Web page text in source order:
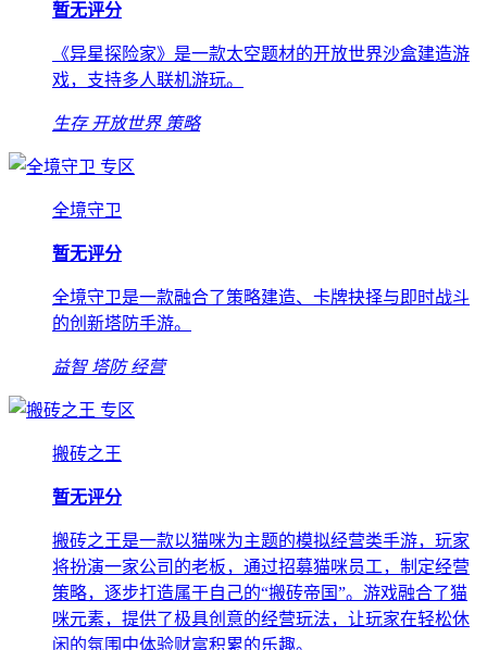
暂无评分
《异星探险家》是一款太空题材的开放世界沙盒建造游
戏，支持多人联机游玩。
生存 开放世界 策略
专区
全境守卫
暂无评分
全境守卫是一款融合了策略建造、卡牌抉择与即时战斗
的创新塔防手游。
益智 塔防 经营
专区
搬砖之王
暂无评分
搬砖之王是一款以猫咪为主题的模拟经营类手游，玩家
将扮演一家公司的老板，通过招募猫咪员工，制定经营
策略，逐步打造属于自己的“搬砖帝国”。游戏融合了猫
咪元素，提供了极具创意的经营玩法，让玩家在轻松休
闲的氛围中体验财富积累的乐趣。